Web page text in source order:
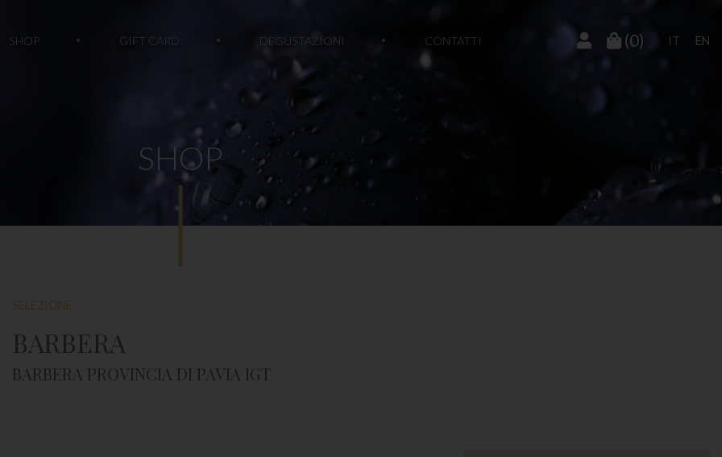
SHOP GIFT CARD DEGUSTAZIONI CONTATTI (0) IT EN
SHOP
SELEZIONE
BARBERA
BARBERA PROVINCIA DI PAVIA IGT